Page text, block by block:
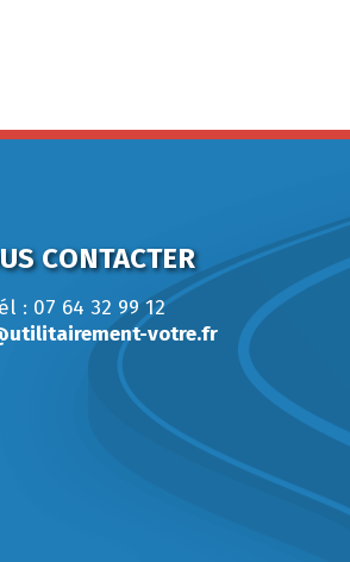
CONTACTER
: 07 64 32 99 12
votre.fr